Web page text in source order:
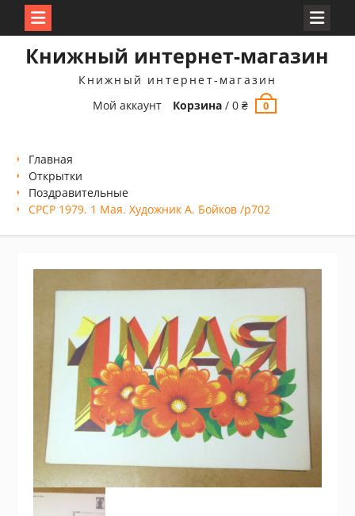
Книжный интернет-магазин
Книжный интернет-магазин
Мой аккаунт
Корзина /0₴ 0
Главная
Открытки
Поздравительные
СРСР 1979. 1 Мая. Художник А. Бойков /р702